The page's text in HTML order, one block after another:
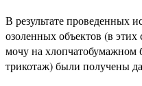
В результате проведенных
озоленных объектов (в этих
мочу на хлопчатобумажном
трикотаж) были получены